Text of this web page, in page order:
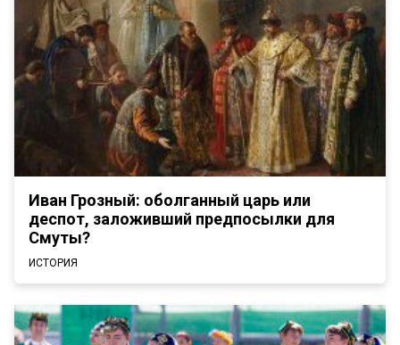
Иван Грозный: оболганный царь или
деспот, заложивший предпосылки для
Смуты?
ИСТОРИЯ